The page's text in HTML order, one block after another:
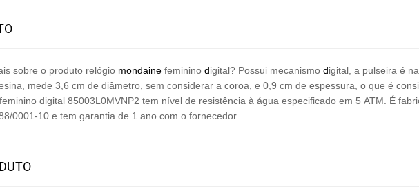
sobre o produto relógio mondaine feminino digital? Possui mecanismo digital, a pulseira é
mede 3,6 cm de diâmetro, sem considerar a coroa, e 0,9 cm de espessura, o que é
feminino digital 85003L0MVNP2 tem nível de resistência à água especificado em 5 ATM. É
0001-10 e tem garantia de 1 ano com o fornecedor